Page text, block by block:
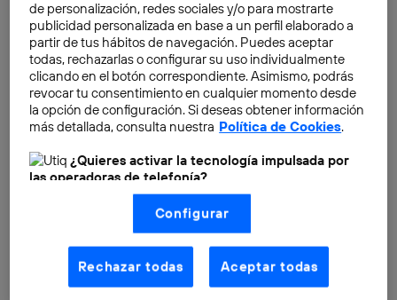
movimientos. Sin él, nos resultaría mucho más
complejo «entender» el mundo que nos rodea y
realizar tareas tan básicas como caminar, desplazar
nuestro cuerpo en una determinada habitación o
reconocer el rostro de un conocido.
de personalización, redes sociales y/o para mostrarte
publicidad personalizada en base a un perfil elaborado a
partir de tus hábitos de navegación. Puedes aceptar
todas, rechazarlas o configurar su uso individualmente
clicando en el botón correspondiente. Asimismo, podrás
revocar tu consentimiento en cualquier momento desde
la opción de configuración. Si deseas obtener información
más detallada, consulta nuestra Política de Cookies.
¿Quieres activar la tecnología impulsada por
las operadoras de telefonía?
Nosotros, Telefónica S.A., utilizamos la tecnología Utiq para
realizar nuestras acciones de marketing digital o análisis
(como se describe en este aviso de consentimiento)
basadas en tu navegación en nuestra(s) web(s)
aquí(solo cuando utilizas una conexión a
internet habilitada , proporcionada por una de las
operadoras de telefonía participantes, y otorgas tu
Configurar
Rechazar todas Aceptar todas